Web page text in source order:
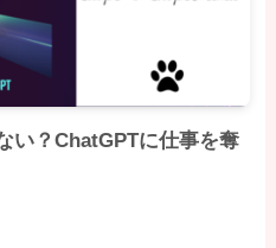
い？ChatGPTに仕事を奪